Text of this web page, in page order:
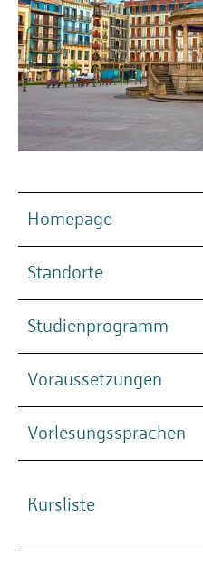
Homepage
Standorte
Studienprogramm
Voraussetzungen
Vorlesungssprachen
Kursliste